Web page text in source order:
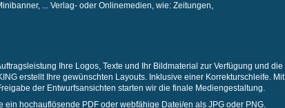
... Verlag- oder Onlinemedien, wie: Zeitungen,
Ihre Logos, Texte und Ihr Bildmaterial zur Verfügung und die
erstellt Ihre gewünschten Layouts. Inklusive einer Korrekturschleife. Mit
der Entwurfsansichten starten wir die finale Mediengestaltung.
ein hochauflösende PDF oder webfähige Datei/en als JPG oder PNG.